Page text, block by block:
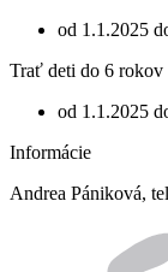
od 1.1.2025
Trať deti do 6 rokov
od 1.1.2025
Informácie
Andrea Pániková,